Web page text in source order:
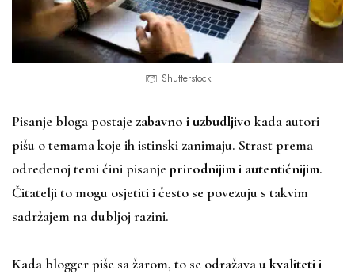
Shutterstock
Pisanje bloga postaje zabavno i uzbudljivo kada autori
pišu o temama koje ih istinski zanimaju. Strast prema
određenoj temi čini pisanjeprirodnijim i autentičnijim.
Čitatelji to mogu osjetiti i često se povezuju s takvim
sadržajem na dubljoj razini.
Kada blogger piše sa žarom, to se odražava u kvaliteti i